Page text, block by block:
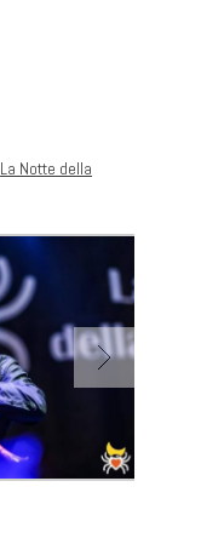
La Notte della